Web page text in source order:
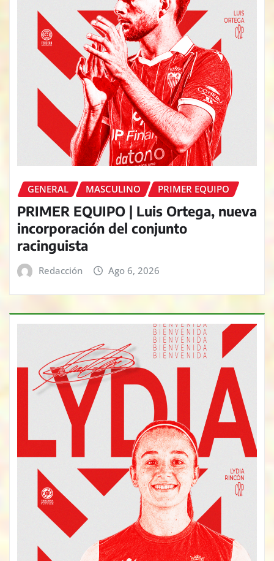
GENERAL MASCULINO PRIMER EQUIPO
PRIMER EQUIPO | Luis Ortega, nueva
incorporación del conjunto
racinguista
Redacción Ago 6, 2026